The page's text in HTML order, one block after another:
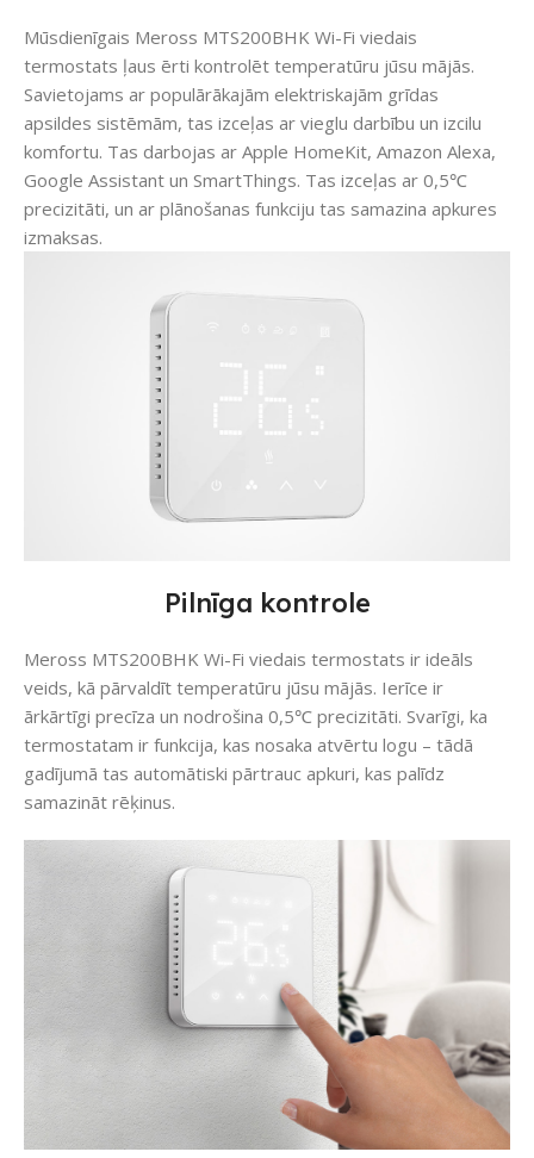
Mūsdienīgais Meross MTS200BHK Wi-Fi viedais
termostats ļaus ērti kontrolēt temperatūru jūsu mājās.
Savietojams ar populārākajām elektriskajām grīdas
apsildes sistēmām, tas izceļas ar vieglu darbību un izcilu
komfortu. Tas darbojas ar Apple HomeKit, Amazon Alexa,
Google Assistant un SmartThings. Tas izceļas ar 0,5℃
precizitāti, un ar plānošanas funkciju tas samazina apkures
izmaksas.
Pilnīga kontrole
Meross MTS200BHK Wi-Fi viedais termostats ir ideāls
veids, kā pārvaldīt temperatūru jūsu mājās. Ierīce ir
ārkārtīgi precīza un nodrošina 0,5℃ precizitāti. Svarīgi, ka
termostatam ir funkcija, kas nosaka atvērtu logu – tādā
gadījumā tas automātiski pārtrauc apkuri, kas palīdz
samazināt rēķinus.